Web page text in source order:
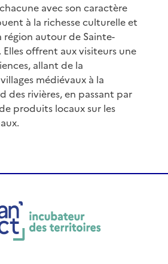
avec son caractère
à la richesse culturelle et
autour de Sainte-
Elles offrent aux visiteurs une
allant de la
médiévaux à la
des rivières, en passant par
produits locaux sur les